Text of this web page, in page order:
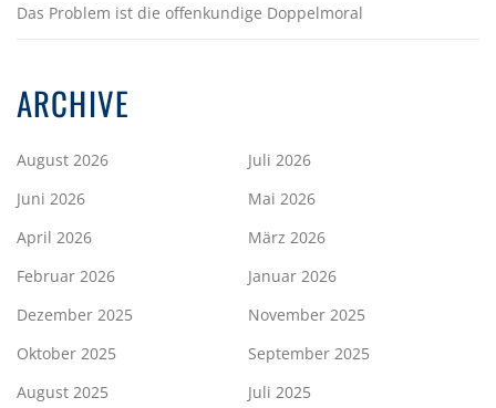
Das Problem ist die offenkundige Doppelmoral
ARCHIVE
August 2026
Juli 2026
Juni 2026
Mai 2026
April 2026
März 2026
Februar 2026
Januar 2026
Dezember 2025
November 2025
Oktober 2025
September 2025
August 2025
Juli 2025